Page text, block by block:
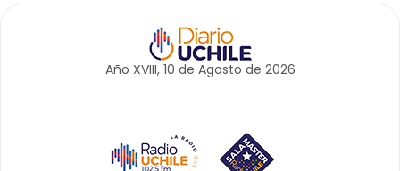
Año XVIII, 10 de Agosto de 2026